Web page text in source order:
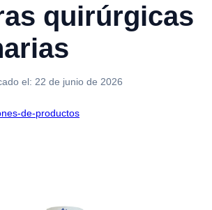
quirúrgicas
el: 22 de junio de 2026
de-productos